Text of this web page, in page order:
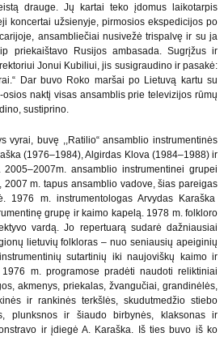
drauge. Jų kartai teko įdomus laikotarpis
koncertai užsienyje, pirmosios ekspedicijos po
ansambliečiai nusivežė trispalvę ir su ja
priekaištavo Rusijos ambasada. Sugrįžus ir
Jonui Kubiliui, jis susigraudino ir pasakė:
Dar buvo Roko maršai po Lietuvą kartu su
naktį visas ansamblis prie televizijos rūmų
sustiprino.
vyrai, buvę ,,Ratilio“ ansamblio instrumentinės
(1976–1984), Algirdas Klova (1984–1988) ir
ansamblio instrumentinei grupei
m. tapus ansamblio vadove, šias pareigas
1976 m. instrumentologas Arvydas Karaška
grupę ir kaimo kapelą. 1978 m. folkloro
vardą. Jo repertuarą sudarė dažniausiai
lietuvių folkloras – nuo seniausių apeiginių
sutartinių iki naujoviškų kaimo ir
m. programose pradėti naudoti reliktiniai
akmenys, priekalas, žvangučiai, grandinėlės,
ir rankinės terkšlės, skudutmedžio stiebo
plunksnos ir šiaudo birbynės, klaksonas ir
ir įdiegė A. Karaška. Iš ties buvo iš ko